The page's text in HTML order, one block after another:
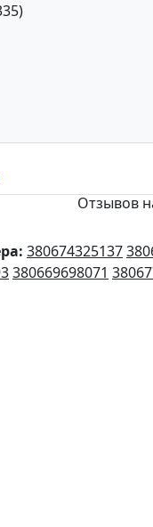
Отзывов
380674325137
380669698071